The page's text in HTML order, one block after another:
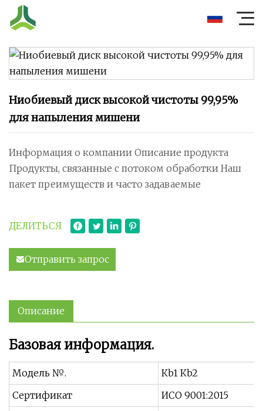
Ниобиевый диск высокой чистоты 99,95%
для напыления мишени
Информация о компании Описание продукта
Продукты, связанные с потоком обработки Наш
пакет преимуществ и часто задаваемые
ДЕЛИТЬСЯ
Отправить запрос
Описание
Базовая информация.
Модель №.
Кb1 Кb2
Сертификат
ИСО 9001:2015